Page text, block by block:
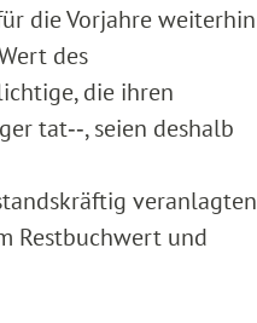
die Vorjahre weiterhin
des
die ihren
tat‑‑, seien deshalb
veranlagten
Restbuchwert und